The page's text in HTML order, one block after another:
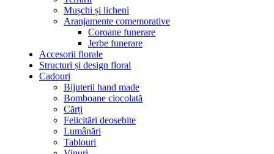
Mușchi și licheni
Aranjamente comemorative
Coroane funerare
Jerbe funerare
Accesorii florale
Structuri și design floral
Cadouri
Bijuterii hand made
Bomboane ciocolată
Cărți
Felicitări deosebite
Lumânări
Tablouri